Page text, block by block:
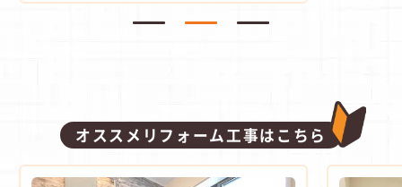
オススメリフォーム工事はこちら